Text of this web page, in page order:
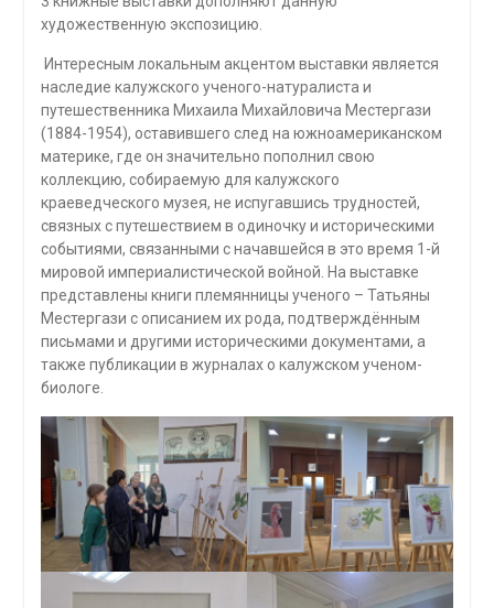
художественную экспозицию.
Интересным локальным акцентом выставки является
наследие калужского ученого-натуралиста и
путешественника Михаила Михайловича Местергази
(1884-1954), оставившего след на южноамериканском
материке, где он значительно пополнил свою
коллекцию, собираемую для калужского
краеведческого музея, не испугавшись трудностей,
связных с путешествием в одиночку и историческими
событиями, связанными с начавшейся в это время 1-й
мировой империалистической войной. На выставке
представлены книги племянницы ученого – Татьяны
Местергази с описанием их рода, подтверждённым
письмами и другими историческими документами, а
также публикации в журналах о калужском ученом-
биологе.